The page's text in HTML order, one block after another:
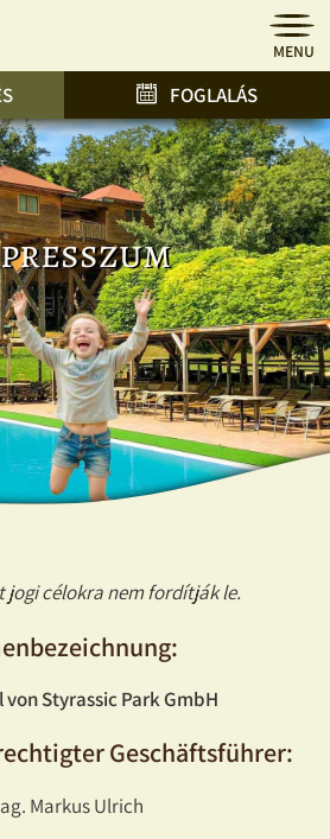
MENU
FOGLALÁS
jogi célokra nem fordítják le.
Styrassic Park GmbH
Geschäftsführer:
Markus Ulrich